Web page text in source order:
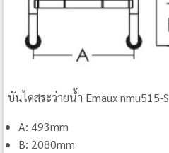
บันไดสระว่ายน้ำ Emaux nmu515-S
A: 493mm
B: 2080mm